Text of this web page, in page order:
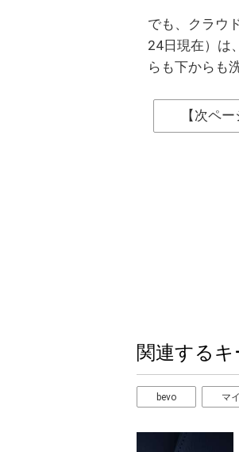
でも、クラウ
24日現在）は
らも下からも
【次ペ
関連するキ
bevo マ